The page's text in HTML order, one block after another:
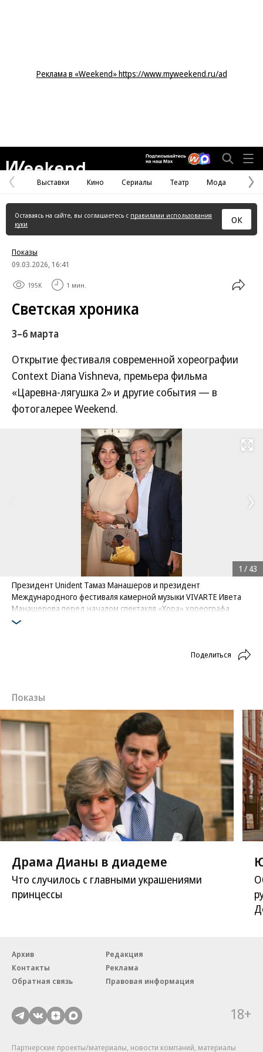
Реклама в «Weekend» https://www.myweekend.ru/ad
Предыдущая
страница
Выставки Кино Сериалы Театр Мода
Оставаясь на сайте, вы соглашаетесь с правилами использования
куки
ОК
Показы
09.03.2026, 16:41
195K 1 мин.
Светская хроника
3–6 марта
Открытие фестиваля современной хореографии
Context Diana Vishneva, премьера фильма
«Царевна-лягушка 2» и другие события — в
фотогалерее Weekend.
Развернуть
Президент Unident Тамаз Манашеров и президент
Международного фестиваля камерной музыки VIVARTE Ивета
Манашерова перед началом спектакля «Хора» хореографа
Охада Наарина на открытии 14-го сезона Международного
купить фото
1 / 43
Поделиться
Показы
Драма Дианы в диадеме
Что случилось с главными украшениями
принцессы
Архив
Редакция
Контакты
Реклама
Обратная связь
Правовая информация
18+
Партнерские проекты/материалы, новости компаний, материалы